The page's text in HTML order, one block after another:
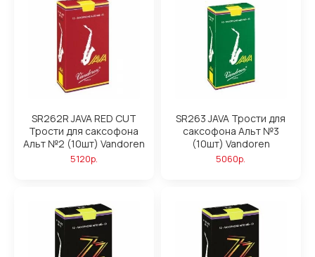
SR262R JAVA RED CUT
Трости для саксофона
Альт №2 (10шт) Vandoren
5120р.
SR263 JAVA Трости для
саксофона Альт №3
(10шт) Vandoren
5060р.